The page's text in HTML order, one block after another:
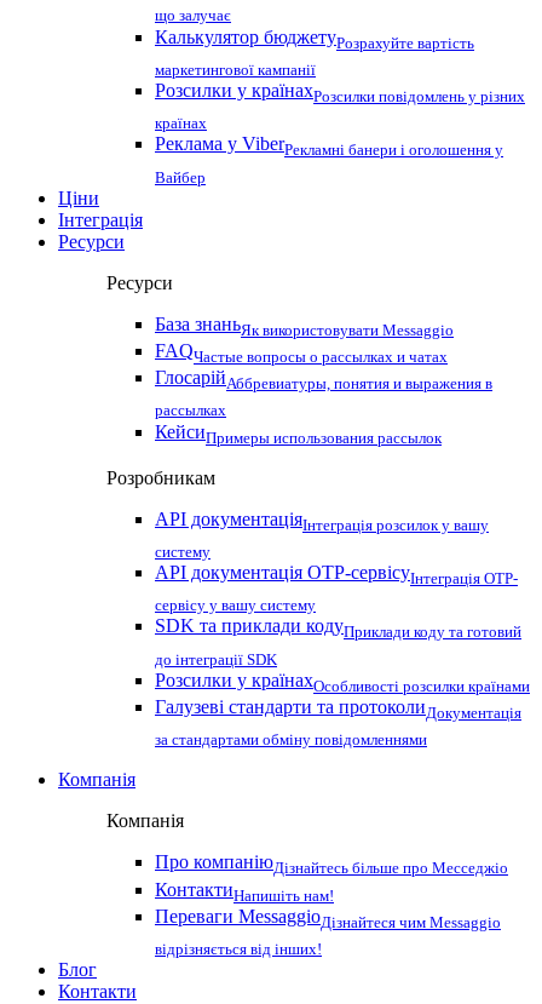
що залучає
Калькулятор бюджетуРозрахуйте вартість
маркетингової кампанії
Розсилки у країнахРозсилки повідомлень у різних
країнах
Реклама у ViberРекламні банери і оголошення у
Вайбер
Ціни
Інтеграція
Ресурси
Ресурси
База знаньЯк використовувати Messaggio
FAQЧастые вопросы о рассылках и чатах
ГлосарійАббревиатуры, понятия и выражения в
рассылках
КейсиПримеры использования рассылок
Розробникам
API документаціяІнтеграція розсилок у вашу
систему
API документація OTP-сервісуІнтеграція OTP-
сервісу у вашу систему
SDK та приклади кодуПриклади коду та готовий
до інтеграції SDK
Розсилки у країнахОсобливості розсилки країнами
Галузеві стандарти та протоколиДокументація
за стандартами обміну повідомленнями
Компанія
Компанія
Про компаніюДізнайтесь більше про Месседжіо
КонтактиНапишіть нам!
Переваги MessaggioДізнайтеся чим Messaggio
відрізняється від інших!
Блог
Контакти